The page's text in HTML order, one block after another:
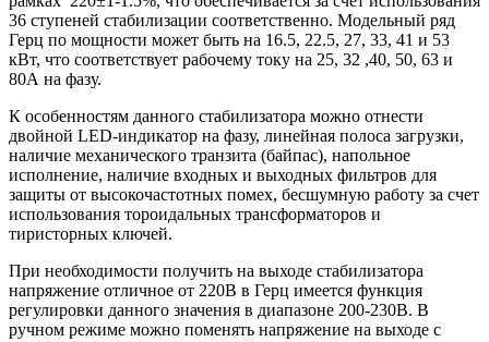
36 ступеней стабилизации соответственно. Модельный ряд
Герц по мощности может быть на 16.5, 22.5, 27, 33, 41 и 53
кВт, что соответствует рабочему току на 25, 32 ,40, 50, 63 и
80А на фазу.
К особенностям данного стабилизатора можно отнести
двойной LED-индикатор на фазу, линейная полоса загрузки,
наличие механического транзита (байпас), напольное
исполнение, наличие входных и выходных фильтров для
защиты от высокочастотных помех, бесшумную работу за счет
использования тороидальных трансформаторов и
тиристорных ключей.
При необходимости получить на выходе стабилизатора
напряжение отличное от 220В в Герц имеется функция
регулировки данного значения в диапазоне 200-230В. В
ручном режиме можно поменять напряжение на выходе с